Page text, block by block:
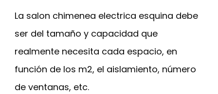
La salon chimenea electrica esquina debe
ser del tamaño y capacidad que
realmente necesita cada espacio, en
función de los m2, el aislamiento, número
de ventanas, etc.